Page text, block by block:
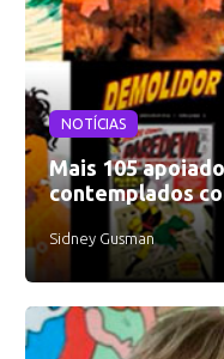
NOTÍCIAS
Mais 105
contemplados
Sidney Gusman